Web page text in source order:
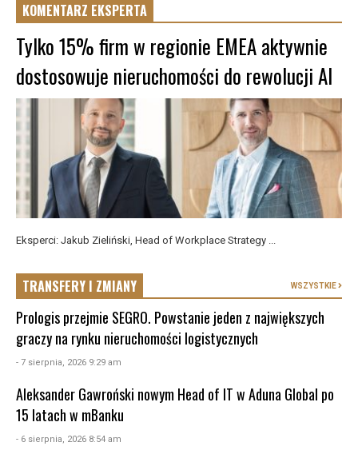
KOMENTARZ EKSPERTA
Tylko 15% firm w regionie EMEA aktywnie
dostosowuje nieruchomości do rewolucji AI
Eksperci: Jakub Zieliński, Head of Workplace Strategy ...
TRANSFERY I ZMIANY WSZYSTKIE
Prologis przejmie SEGRO. Powstanie jeden z największych
graczy na rynku nieruchomości logistycznych
- 7 sierpnia, 2026 9:29 am
Aleksander Gawroński nowym Head of IT w Aduna Global po
15 latach w mBanku
- 6 sierpnia, 2026 8:54 am